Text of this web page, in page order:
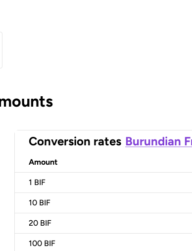
Conversion rates Burundian
Amount
1 BIF
10 BIF
20 BIF
100 BIF